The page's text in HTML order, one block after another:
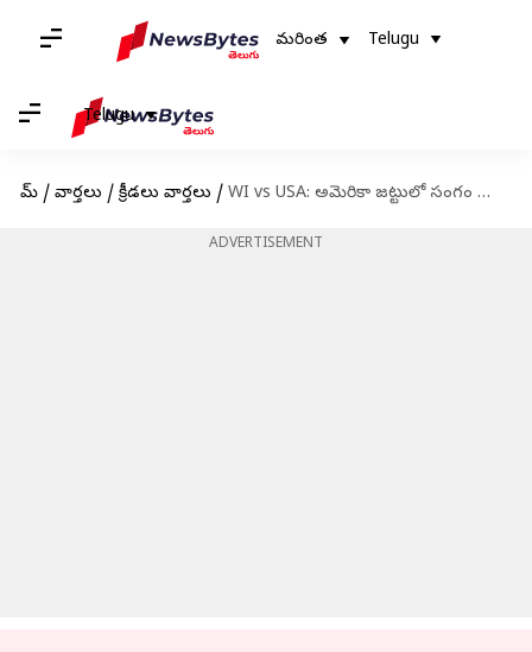
మరింత Telugu
Telugu
హోమ్ / వార్తలు / క్రీడలు వార్తలు / WI vs USA: అమెరికా జట్టులో సంగం మంది ఇండియన్ ప్లేయర్లు!
ADVERTISEMENT